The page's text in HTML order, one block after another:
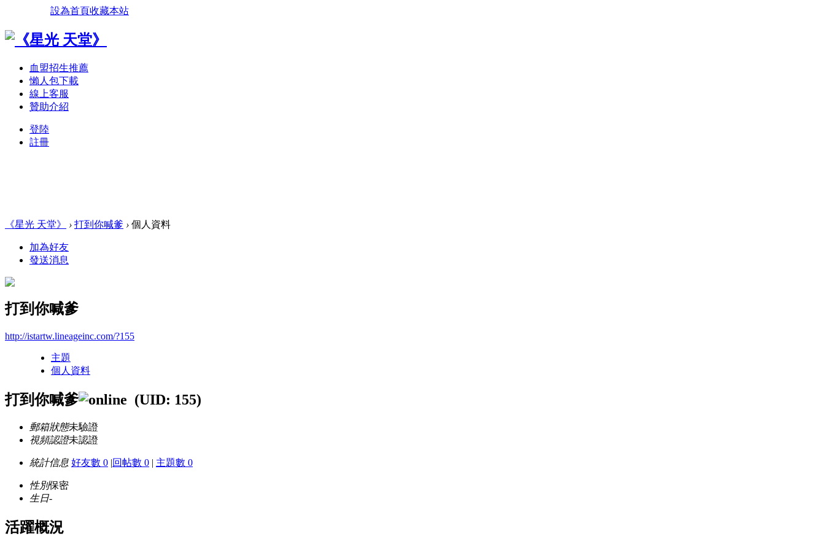
設為首頁收藏本站
血盟招生推薦
懶人包下載
線上客服
贊助介紹
登陸
註冊
《星光 天堂》 › 打到你喊爹 › 個人資料
加為好友
發送消息
打到你喊爹
http://istartw.lineageinc.com/?155
主題
個人資料
打到你喊爹 (UID: 155)
郵箱狀態未驗證
視頻認證未認證
統計信息 好友數 0 |回帖數 0 | 主題數 0
性別保密
生日-
活躍概況